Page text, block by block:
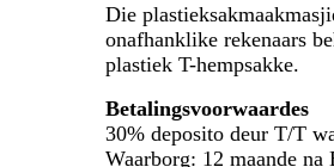
Die
onafhanklike rekenaars
plastiek T-hempsakke.
Betalingsvoorwaardes
30% deposito deur T/T
Waarborg: 12 maande na